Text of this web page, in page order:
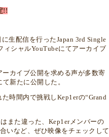
!!
生配信を行ったJapan 3rd Single
ィシャルYouTubeにてアーカイブ
ーカイブ公開を求める声が多数寄
新たに公開した。
時間内で挑戦しKep1erの“Grand
また違った、Kep1erメンバーの
いなど、ぜひ映像をチェックして